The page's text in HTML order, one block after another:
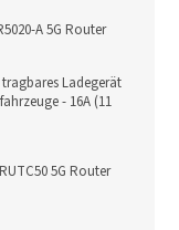
A 5G Router
tragbares Ladegerät
- 16A (11
5G Router